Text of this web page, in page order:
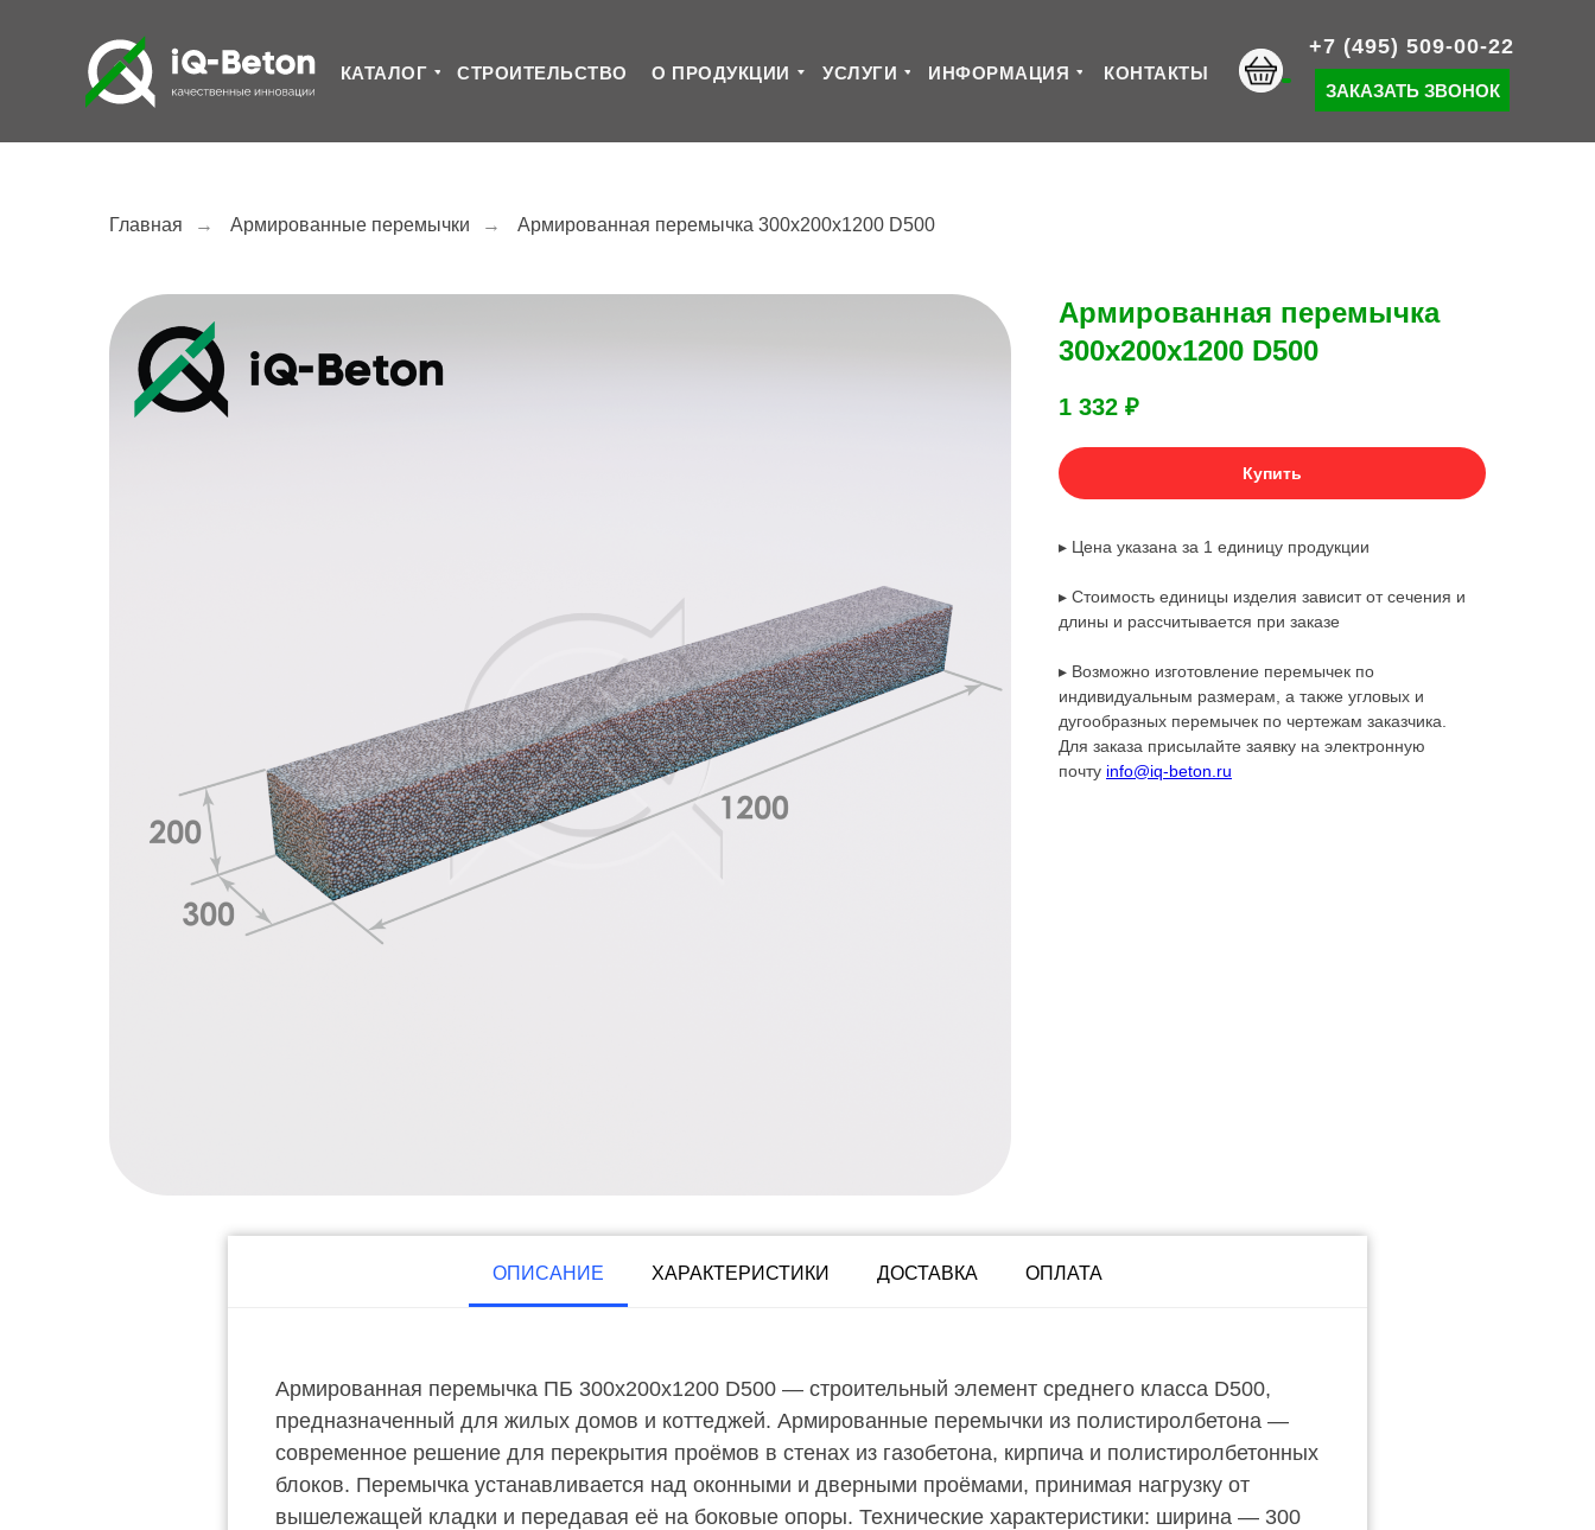
КАТАЛОГ УСЛУГИ
О ПРОДУКЦИИ
СТРОИТЕЛЬСТВО ИНФОРМАЦИЯ
+7 (495) 509-00-22
КОНТАКТЫ
ЗАКАЗАТЬ ЗВОНОК
Главная → Армированные перемычки → Армированная перемычка 300х200х1200 D500
Армированная перемычка
300х200х1200 D500
1 332 ₽
Купить
▸ Цена указана за 1 единицу продукции
▸ Стоимость единицы изделия зависит от сечения и
длины и рассчитывается при заказе
▸ Возможно изготовление перемычек по
индивидуальным размерам, а также угловых и
дугообразных перемычек по чертежам заказчика.
Для заказа присылайте заявку на электронную
почту info@iq-beton.ru
ОПИСАНИЕ ХАРАКТЕРИСТИКИ ДОСТАВКА ОПЛАТА
Армированная перемычка ПБ 300х200х1200 D500 — строительный элемент среднего класса D500,
предназначенный для жилых домов и коттеджей. Армированные перемычки из полистиролбетона —
современное решение для перекрытия проёмов в стенах из газобетона, кирпича и полистиролбетонных
блоков. Перемычка устанавливается над оконными и дверными проёмами, принимая нагрузку от
вышележащей кладки и передавая её на боковые опоры. Технические характеристики: ширина — 300